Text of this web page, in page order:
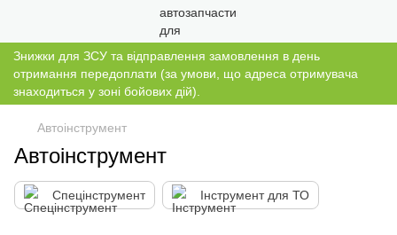
Знижки для ЗСУ та відправлення замовлення в день
отримання передоплати (за умови, що адреса отримувача
знаходиться у зоні бойових дій).
Автоінструмент
Автоінструмент
Спецінструмент Інструмент для ТО